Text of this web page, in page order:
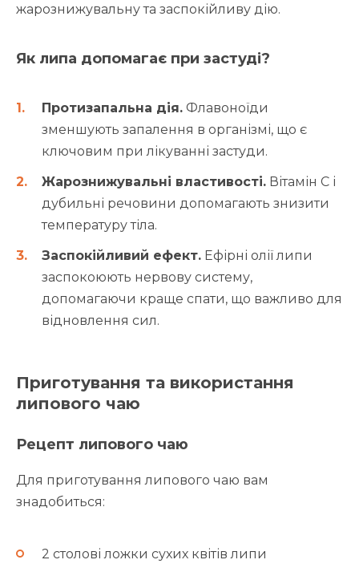
жарознижувальну та заспокійливу дію.
Як липа допомагає при застуді?
Протизапальна дія. Флавоноїди
зменшують запалення в організмі, що є
ключовим при лікуванні застуди.
Жарознижувальні властивості. Вітамін C і
дубильні речовини допомагають знизити
температуру тіла.
Заспокійливий ефект. Ефірні олії липи
заспокоюють нервову систему,
допомагаючи краще спати, що важливо для
відновлення сил.
Приготування та використання
липового чаю
Рецепт липового чаю
Для приготування липового чаю вам
знадобиться:
2 столові ложки сухих квітів липи